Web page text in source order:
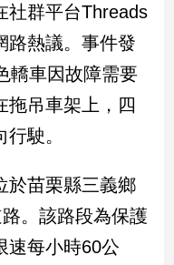
社群平台Threads
路熱議。事件發
轎車因故障需要
拖吊車架上，四
駛。
於苗栗縣三義鄉
。該路段為保護
速每小時60公